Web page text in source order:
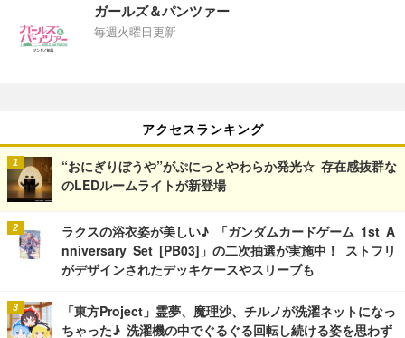
ガールズ＆パンツァー
毎週火曜日更新
アクセスランキング
“おにぎりぼうや”がぷにっとやわらか発光☆ 存在感抜群な
のLEDルームライトが新登場
ラクスの浴衣姿が美しい♪ 「ガンダムカードゲーム 1st A
nniversary Set [PB03]」の二次抽選が実施中！ ストフリ
がデザインされたデッキケースやスリーブも
「東方Project」霊夢、魔理沙、チルノが洗濯ネットになっ
ちゃった♪ 洗濯機の中でぐるぐる回転し続ける姿を思わず